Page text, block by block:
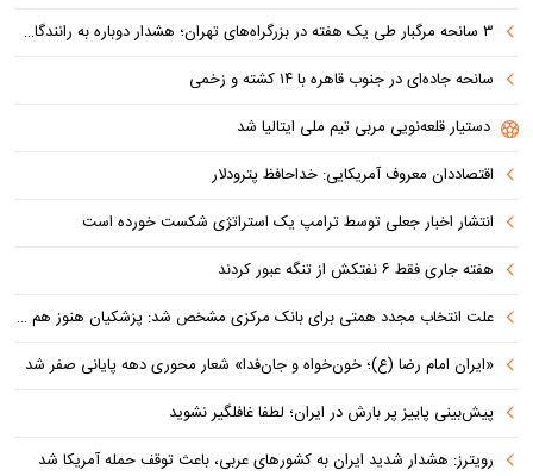
۳ سانحه مرگبار طی یک هفته در بزرگراه‌های تهران؛ هشدار دوباره به رانندگان و عابران
سانحه جاده‌ای در جنوب قاهره با ۱۴ کشته و زخمی
دستیار قلعه‌نویی مربی تیم ملی ایتالیا شد
اقتصاددان معروف آمریکایی: خداحافظ پترودلار
انتشار اخبار جعلی توسط ترامپ یک استراتژی شکست خورده است
هفته جاری فقط ۶ نفتکش از تنگه عبور کردند
علت انتخاب مجدد همتی برای بانک مرکزی مشخص شد: پزشکیان هنوز هم متوجه نشده است چرا همتی استیضاح شد!
«ایران امام رضا (ع)؛ خون‌خواه و جان‌فدا» شعار محوری دهه پایانی صفر شد
پیش‌بینی پاییز پر بارش در ایران؛ لطفا غافلگیر نشوید
رویترز: هشدار شدید ایران به کشورهای عربی، باعث توقف حمله آمریکا شد